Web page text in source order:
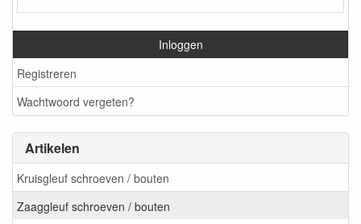
Inloggen
Registreren
Wachtwoord vergeten?
Artikelen
Kruisgleuf schroeven / bouten
Zaaggleuf schroeven / bouten